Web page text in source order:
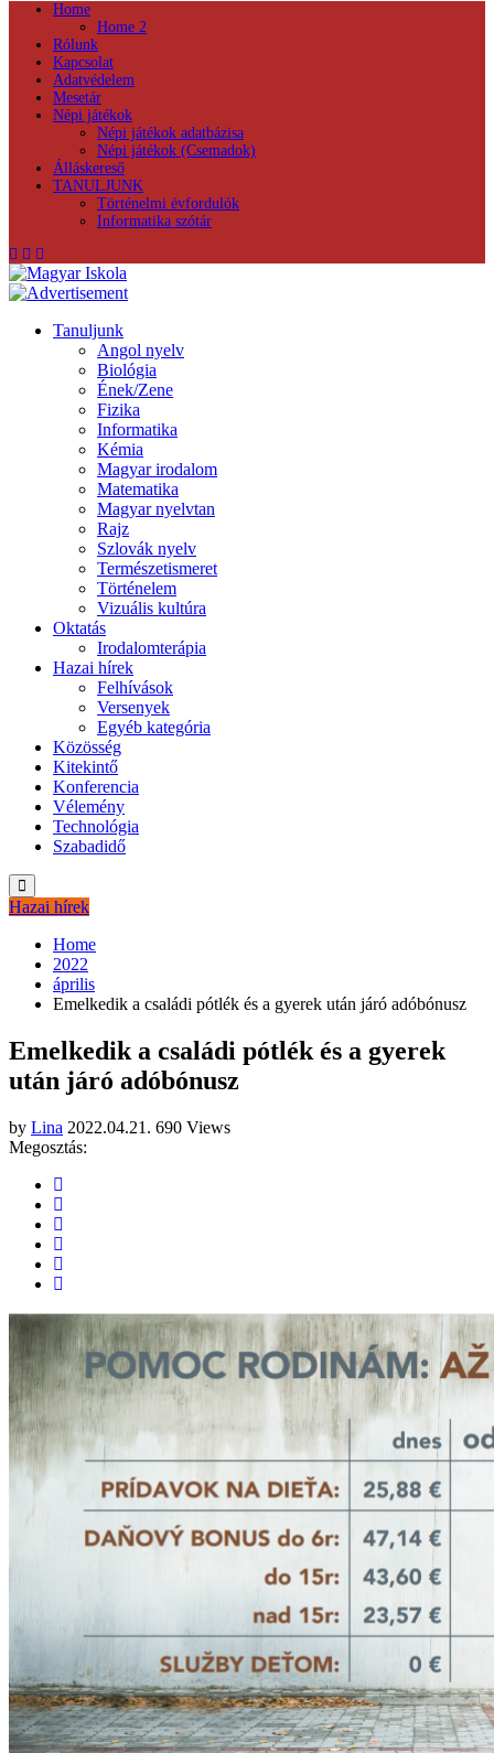
Home
Home 2
Rólunk
Kapcsolat
Adatvédelem
Mesetár
Népi játékok
Népi játékok adatbázisa
Népi játékok (Csemadok)
Álláskereső
TANULJUNK
Történelmi évfordulók
Informatika szótár
Tanuljunk
Angol nyelv
Biológia
Ének/Zene
Fizika
Informatika
Kémia
Magyar irodalom
Matematika
Magyar nyelvtan
Rajz
Szlovák nyelv
Természetismeret
Történelem
Vizuális kultúra
Oktatás
Irodalomterápia
Hazai hírek
Felhívások
Versenyek
Egyéb kategória
Közösség
Kitekintő
Konferencia
Vélemény
Technológia
Szabadidő
Hazai hírek
Home
2022
április
Emelkedik a családi pótlék és a gyerek után járó adóbónusz
Emelkedik a családi pótlék és a gyerek
után járó adóbónusz
by Lina 2022.04.21. 690 Views
Megosztás: